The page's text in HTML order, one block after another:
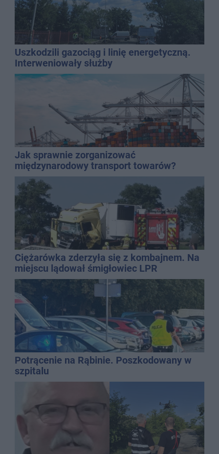
Uszkodzili gazociąg i linię energetyczną.
Interweniowały służby
Jak sprawnie zorganizować
międzynarodowy transport towarów?
Ciężarówka zderzyła się z kombajnem. Na
miejscu lądował śmigłowiec LPR
Potrącenie na Rąbinie. Poszkodowany w
szpitalu